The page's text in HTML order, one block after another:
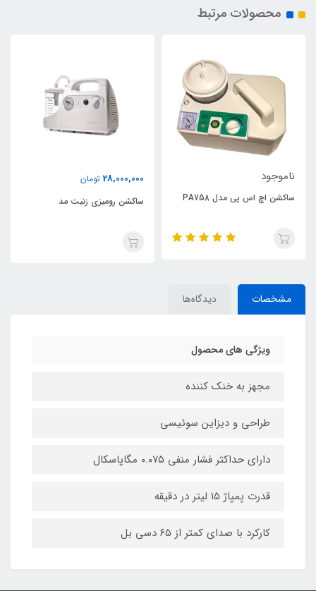
محصولات مرتبط
ناموجود
ساکشن اچ اس پی مدل PA758
28,000,000 تومان
ساکشن رومیزی زنیت مد
مشخصات دیدگاه‌ها
ویژگی های محصول
مجهز به خنک کننده
طراحی و دیزاین سوئیسی
دارای حداکثر فشار منفی ۰.۰۷۵ مگاپاسکال
قدرت پمپاژ ۱۵ لیتر در دقیقه
کارکرد با صدای کمتر از ۶۵ دسی بل